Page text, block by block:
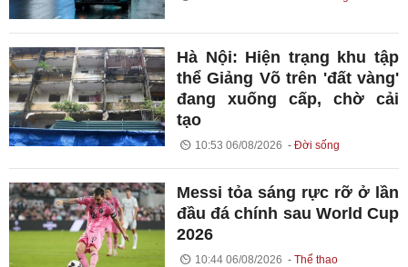
Hà Nội: Hiện trạng khu tập
thể Giảng Võ trên 'đất vàng'
đang xuống cấp, chờ cải
tạo
10:53 06/08/2026 Đời sống
Messi tỏa sáng rực rỡ ở lần
đầu đá chính sau World Cup
2026
10:44 06/08/2026 Thể thao